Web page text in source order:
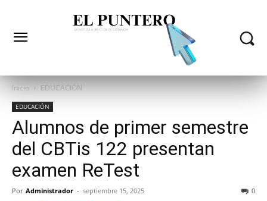
Inicio EDUCACIÓN
EDUCACIÓN
Alumnos de primer semestre
del CBTis 122 presentan
examen ReTest
Por Administrador - septiembre 15, 2025 0